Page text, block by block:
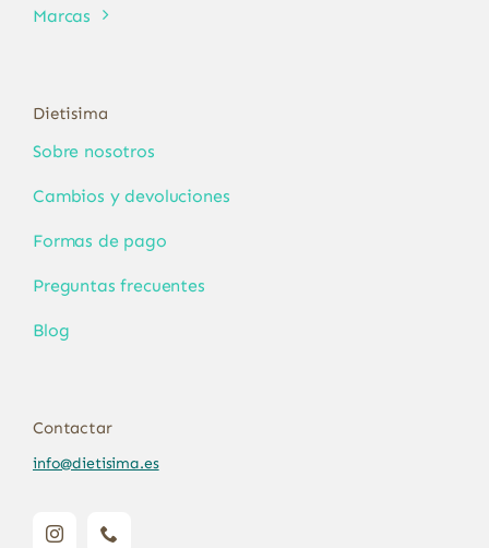
Marcas
Dietisima
Sobre nosotros
Cambios y devoluciones
Formas de pago
Preguntas frecuentes
Blog
Contactar
info@dietisima.es